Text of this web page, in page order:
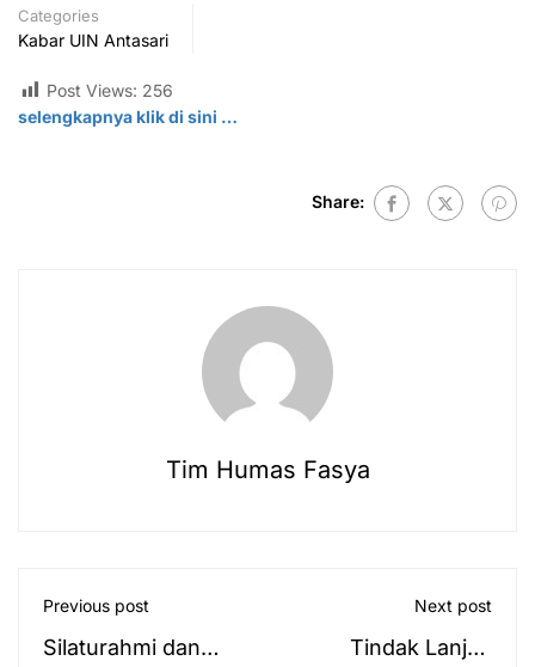
Categories
Kabar UIN Antasari
Post Views: 256
selengkapnya klik di sini …
Share:
Tim Humas Fasya
Previous post
Silaturahmi dan
Next post
Tindak Lanjuti